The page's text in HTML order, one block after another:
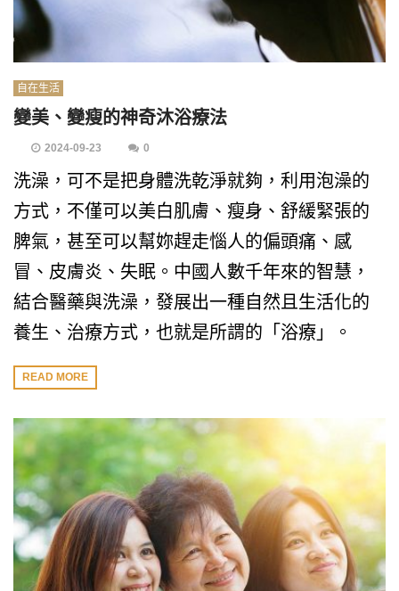
自在生活
變美、變瘦的神奇沐浴療法
2024-09-23 0
洗澡，可不是把身體洗乾淨就夠，利用泡澡的
方式，不僅可以美白肌膚、瘦身、舒緩緊張的
脾氣，甚至可以幫妳趕走惱人的偏頭痛、感
冒、皮膚炎、失眠。中國人數千年來的智慧，
結合醫藥與洗澡，發展出一種自然且生活化的
養生、治療方式，也就是所謂的「浴療」。
READ MORE